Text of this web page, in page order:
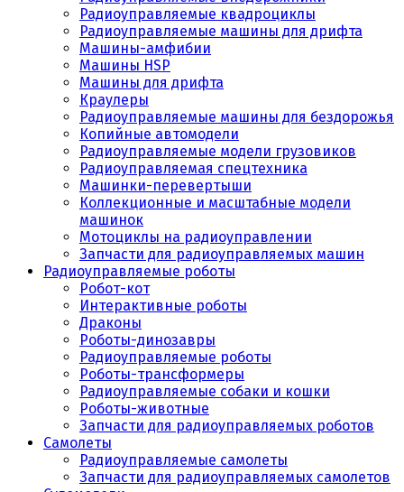
Радиоуправляемые квадроциклы
Радиоуправляемые машины для дрифта
Машины-амфибии
Машины HSP
Машины для дрифта
Краулеры
Радиоуправляемые машины для бездорожья
Копийные автомодели
Радиоуправляемые модели грузовиков
Радиоуправляемая спецтехника
Машинки-перевертыши
Коллекционные и масштабные модели
машинок
Мотоциклы на радиоуправлении
Запчасти для радиоуправляемых машин
Радиоуправляемые роботы
Робот-кот
Интерактивные роботы
Драконы
Роботы-динозавры
Радиоуправляемые роботы
Роботы-трансформеры
Радиоуправляемые собаки и кошки
Роботы-животные
Запчасти для радиоуправляемых роботов
Самолеты
Радиоуправляемые самолеты
Запчасти для радиоуправляемых самолетов